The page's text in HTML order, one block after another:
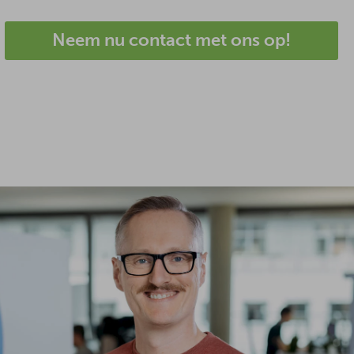
Neem nu contact met ons op!